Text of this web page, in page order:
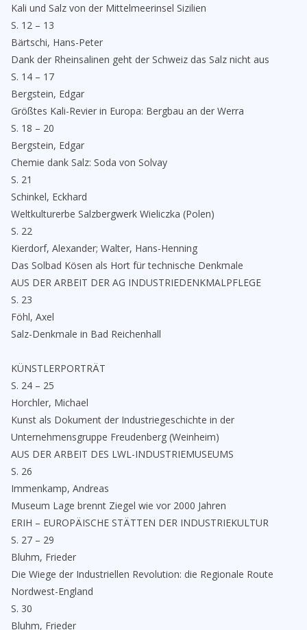
Kali und Salz von der Mittelmeerinsel Sizilien
S. 12 – 13
Bärtschi, Hans-Peter
Dank der Rheinsalinen geht der Schweiz das Salz nicht aus
S. 14 – 17
Bergstein, Edgar
Größtes Kali-Revier in Europa: Bergbau an der Werra
S. 18 – 20
Bergstein, Edgar
Chemie dank Salz: Soda von Solvay
S. 21
Schinkel, Eckhard
Weltkulturerbe Salzbergwerk Wieliczka (Polen)
S. 22
Kierdorf, Alexander; Walter, Hans-Henning
Das Solbad Kösen als Hort für technische Denkmale
AUS DER ARBEIT DER AG INDUSTRIEDENKMALPFLEGE
S. 23
Föhl, Axel
Salz-Denkmale in Bad Reichenhall
KÜNSTLERPORTRÄT
S. 24 – 25
Horchler, Michael
Kunst als Dokument der Industriegeschichte in der
Unternehmensgruppe Freudenberg (Weinheim)
AUS DER ARBEIT DES LWL-INDUSTRIEMUSEUMS
S. 26
Immenkamp, Andreas
Museum Lage brennt Ziegel wie vor 2000 Jahren
ERIH – EUROPÄISCHE STÄTTEN DER INDUSTRIEKULTUR
S. 27 – 29
Bluhm, Frieder
Die Wiege der Industriellen Revolution: die Regionale Route
Nordwest-England
S. 30
Bluhm, Frieder